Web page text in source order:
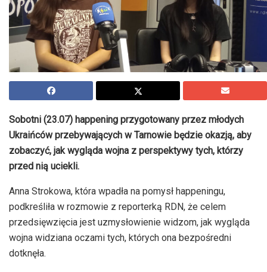
Sobotni (23.07) happening przygotowany przez młodych
Ukraińców przebywających w Tarnowie będzie okazją, aby
zobaczyć, jak wygląda wojna z perspektywy tych, którzy
przed nią uciekli.
Anna Strokowa, która wpadła na pomysł happeningu,
podkreśliła w rozmowie z reporterką RDN, że celem
przedsięwzięcia jest uzmysłowienie widzom, jak wygląda
wojna widziana oczami tych, których ona bezpośredni
dotknęła.